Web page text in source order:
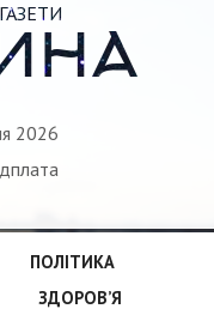
2026
ПОЛІТИКА
ЗДОРОВ’Я